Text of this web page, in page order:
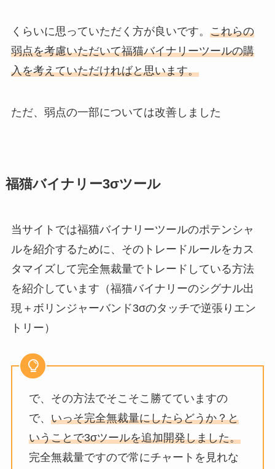
くらいに思っていただく方が良いです。 これらの
弱点を考慮いただいて福猫バイナリーツールの購
入を考えていただければと思います。
ただ、弱点の一部については改善しました
福猫バイナリー3σツール
当サイトでは福猫バイナリーツールのポテンシャ
ルを紹介するために、そのトレードルールをカス
タマイズして完全無裁量でトレードしている方法
を紹介しています（福猫バイナリーのシグナル出
現＋ボリンジャーバンド3σのタッチで逆張りエン
トリー）
で、その方法でそこそこ勝てていますの
で、 いっそ完全無裁量にしたらどうか？と
いうことで3σツールを追加開発しました。
完全無裁量ですので常にチャートを見れな